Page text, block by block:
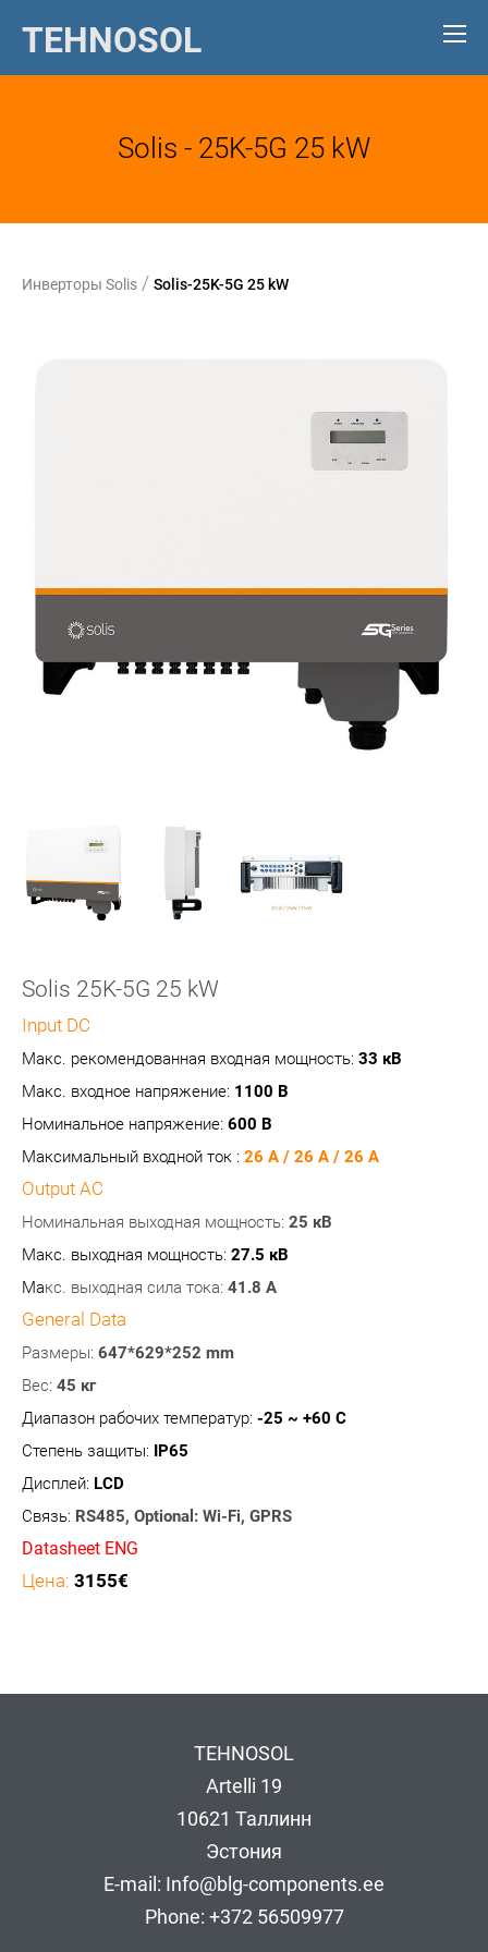
TEHNOSOL
Solis - 25K-5G 25 kW
Инверторы Solis / Solis-25K-5G 25 kW
Solis 25K-5G 25 kW
Input DC
Макс. рекомендованная входная мощность: 33 кВ
Макс. входное напряжение: 1100 В
Номинальное напряжение: 600 В
Максимальный входной ток : 26 A / 26 A / 26 A
Output AC
Номинальная выходная мощность: 25 кВ
Макс. выходная мощность: 27.5 кВ
Макс. выходная сила тока: 41.8 A
General Data
Размеры: 647*629*252 mm
Вес: 45 кг
Диапазон рабочих температур: -25 ~ +60 C
Степень защиты: IP65
Дисплей: LCD
Связь: RS485, Optional: Wi-Fi, GPRS
Datasheet ENG
Цена: 3155€
TEHNOSOL
Artelli 19
10621 Таллинн
Эстония
E-mail: Info@blg-components.ee
Phone: +372 56509977